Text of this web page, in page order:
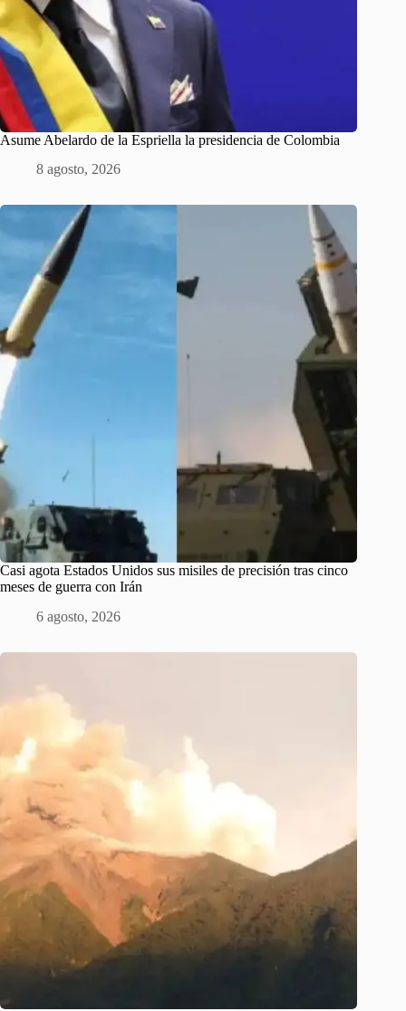
Asume Abelardo de la Espriella la presidencia de Colombia
8 agosto, 2026
Casi agota Estados Unidos sus misiles de precisión tras cinco
meses de guerra con Irán
6 agosto, 2026